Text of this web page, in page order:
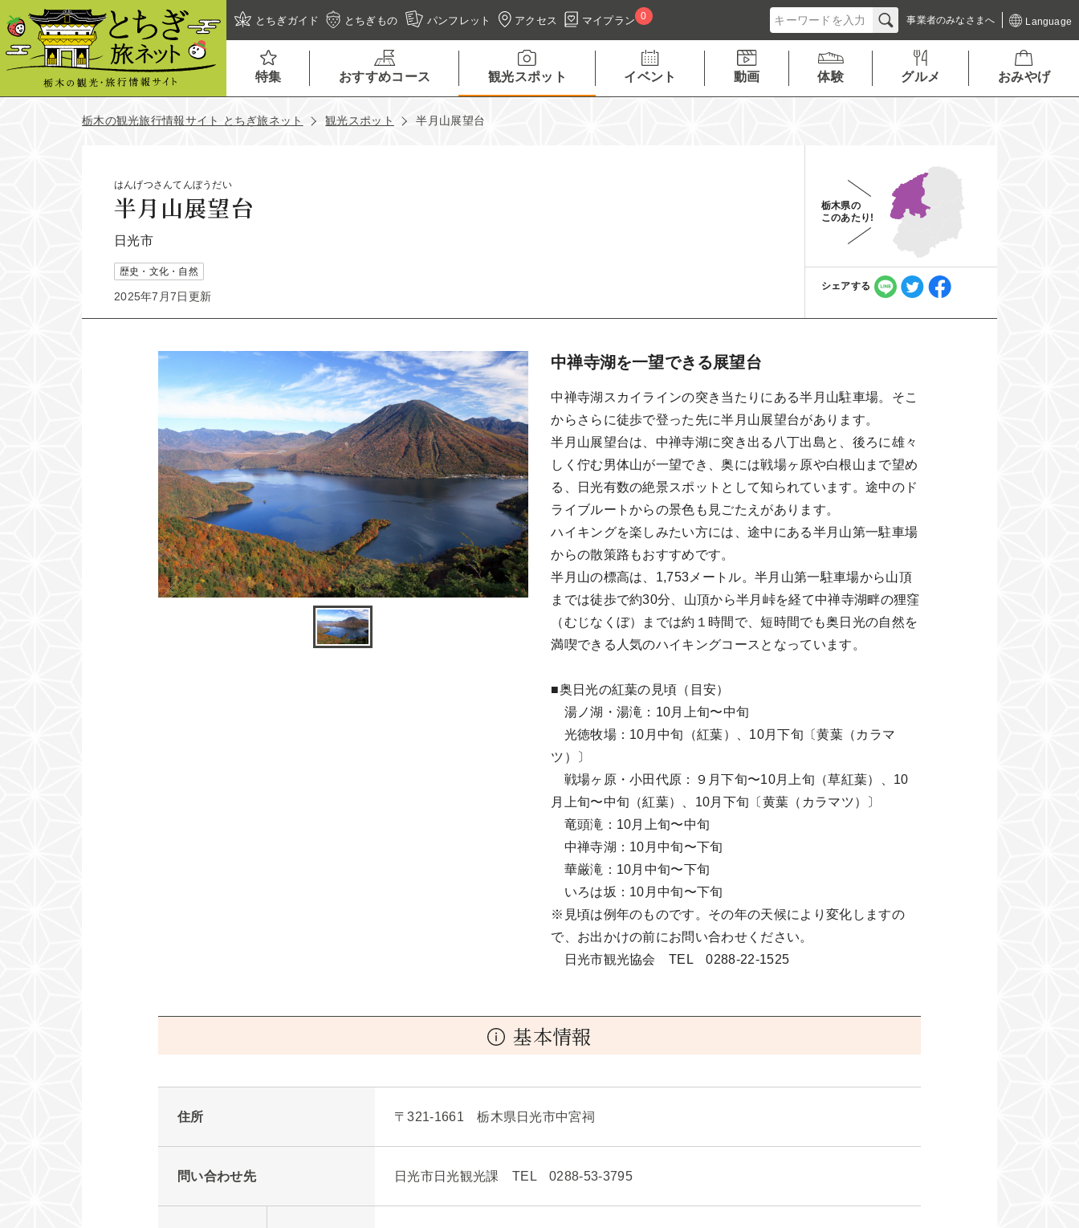
とちぎガイド とちぎもの パンフレット アクセス マイプラン 0 事業者のみなさまへ Language
特集 おすすめコース 観光スポット イベント 動画 体験 グルメ おみやげ
栃木の観光旅行情報サイト とちぎ旅ネット 観光スポット 半月山展望台
はんげつさんてんぼうだい
半月山展望台
日光市
歴史・文化・自然
2025年7月7日更新
栃木県の
このあたり!
シェアする
中禅寺湖を一望できる展望台
中禅寺湖スカイラインの突き当たりにある半月山駐車場。そこ
からさらに徒歩で登った先に半月山展望台があります。
半月山展望台は、中禅寺湖に突き出る八丁出島と、後ろに雄々
しく佇む男体山が一望でき、奥には戦場ヶ原や白根山まで望め
る、日光有数の絶景スポットとして知られています。途中のド
ライブルートからの景色も見ごたえがあります。
ハイキングを楽しみたい方には、途中にある半月山第一駐車場
からの散策路もおすすめです。
半月山の標高は、1,753メートル。半月山第一駐車場から山頂
までは徒歩で約30分、山頂から半月峠を経て中禅寺湖畔の狸窪
（むじなくぼ）までは約１時間で、短時間でも奥日光の自然を
満喫できる人気のハイキングコースとなっています。
■奥日光の紅葉の見頃（目安）
湯ノ湖・湯滝：10月上旬〜中旬
光徳牧場：10月中旬（紅葉）、10月下旬〔黄葉（カラマ
ツ）〕
戦場ヶ原・小田代原：９月下旬〜10月上旬（草紅葉）、10
月上旬〜中旬（紅葉）、10月下旬〔黄葉（カラマツ）〕
竜頭滝：10月上旬〜中旬
中禅寺湖：10月中旬〜下旬
華厳滝：10月中旬〜下旬
いろは坂：10月中旬〜下旬
※見頃は例年のものです。その年の天候により変化しますの
で、お出かけの前にお問い合わせください。
日光市観光協会 TEL 0288-22-1525
基本情報
住所 〒321-1661 栃木県日光市中宮祠
問い合わせ先 日光市日光観光課 TEL 0288-53-3795